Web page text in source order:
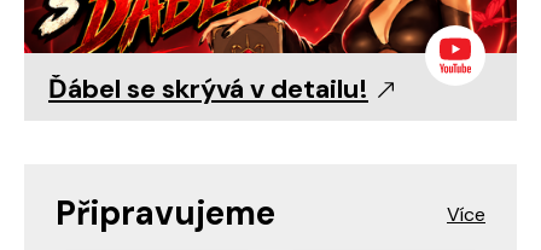
Ďábel se skrývá v detailu!
Připravujeme